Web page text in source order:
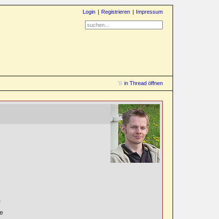
Login Registrieren Impressum
in Thread öffnen